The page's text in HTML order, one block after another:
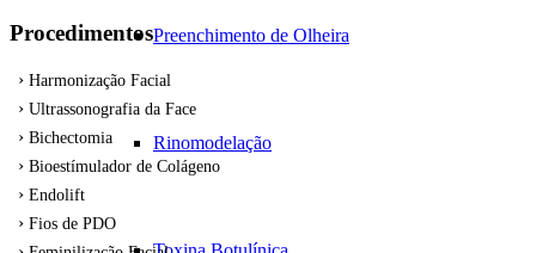
Preenchimento de Olheira
Rinomodelação
Procedimentos
Harmonização Facial
Ultrassonografia da Face
Bichectomia
Bioestímulador de Colágeno
Endolift
Fios de PDO